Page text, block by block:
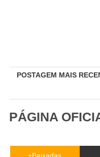
POSTAGEM MAIS
PÁGINA